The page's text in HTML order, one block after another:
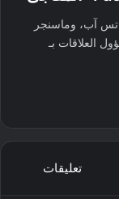
آب، وماسنجر
العلاقات بـ
تعليقات